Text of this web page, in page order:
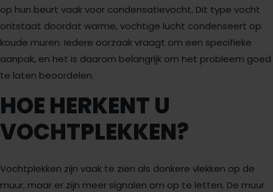
op hun beurt vaak voor condensatievocht. Dit type vocht
ontstaat doordat warme, vochtige lucht condenseert op
koude muren. Iedere oorzaak vraagt om een specifieke
aanpak, en het is daarom belangrijk om het probleem goed
te laten beoordelen.
HOE HERKENT U
VOCHTPLEKKEN?
Vochtplekken zijn vaak te zien als donkere vlekken op de
muur, maar er zijn meer signalen om op te letten. De muur